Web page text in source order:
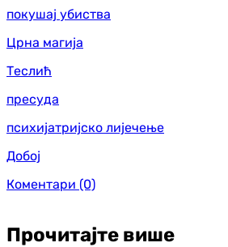
покушај убиства
Црна магија
Теслић
пресуда
психијатријско лијечење
Добој
Коментари (0)
Прочитајте више